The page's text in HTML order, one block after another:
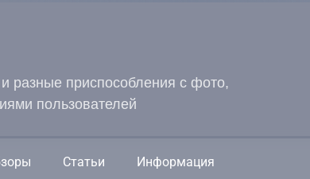
разные приспособления с фото,
пользователей
Статьи Информация